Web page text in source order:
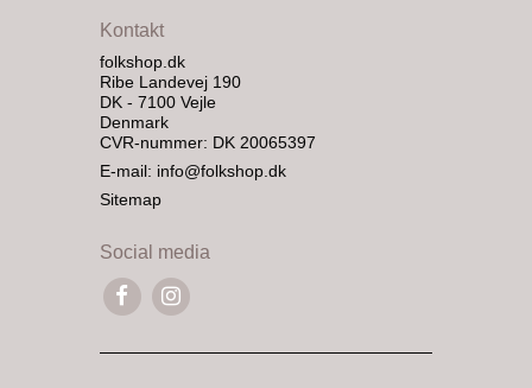
Kontakt
folkshop.dk
Ribe Landevej 190
DK - 7100 Vejle
Denmark
CVR-nummer: DK 20065397
E-mail: info@folkshop.dk
Sitemap
Social media